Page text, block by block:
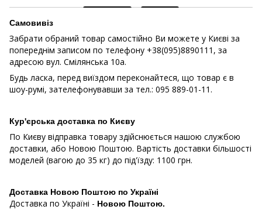
Самовивіз
Забрати обраний товар самостійно Ви можете у Києві за
попереднім записом по телефону +38(095)8890111, за
адресою вул. Смілянська 10a.
Будь ласка, перед виїздом переконайтеся, що товар є в
шоу-румі, зателефонувавши за тел.: 095 889-01-11.
Кур'єрська доставка по Києву
По Києву відправка товару здійснюється нашою службою
доставки, або Новою Поштою. Вартість доставки більшості
моделей (вагою до 35 кг) до під'їзду: 1100 грн.
Доставка Новою Поштою по Україні
Доставка по Україні - Новою Поштою.